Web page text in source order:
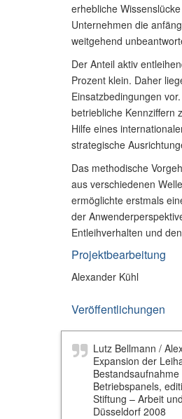
erhebliche
Unternehmen die
weitgehend
Der Anteil aktiv
Prozent klein. Daher
Einsatzbedingungen
betriebliche Kennziffern
Hilfe eines
strategische
Das methodische
aus verschiedenen
ermöglichte erstmals
der
Entleihverhalten und
Projektbearbeitung
Alexander Kühl
Veröffentlichungen
Lutz Bellmann /
Expansion der
Betriebspanels,
Stiftung – Arbeit
Düsseldorf 2008